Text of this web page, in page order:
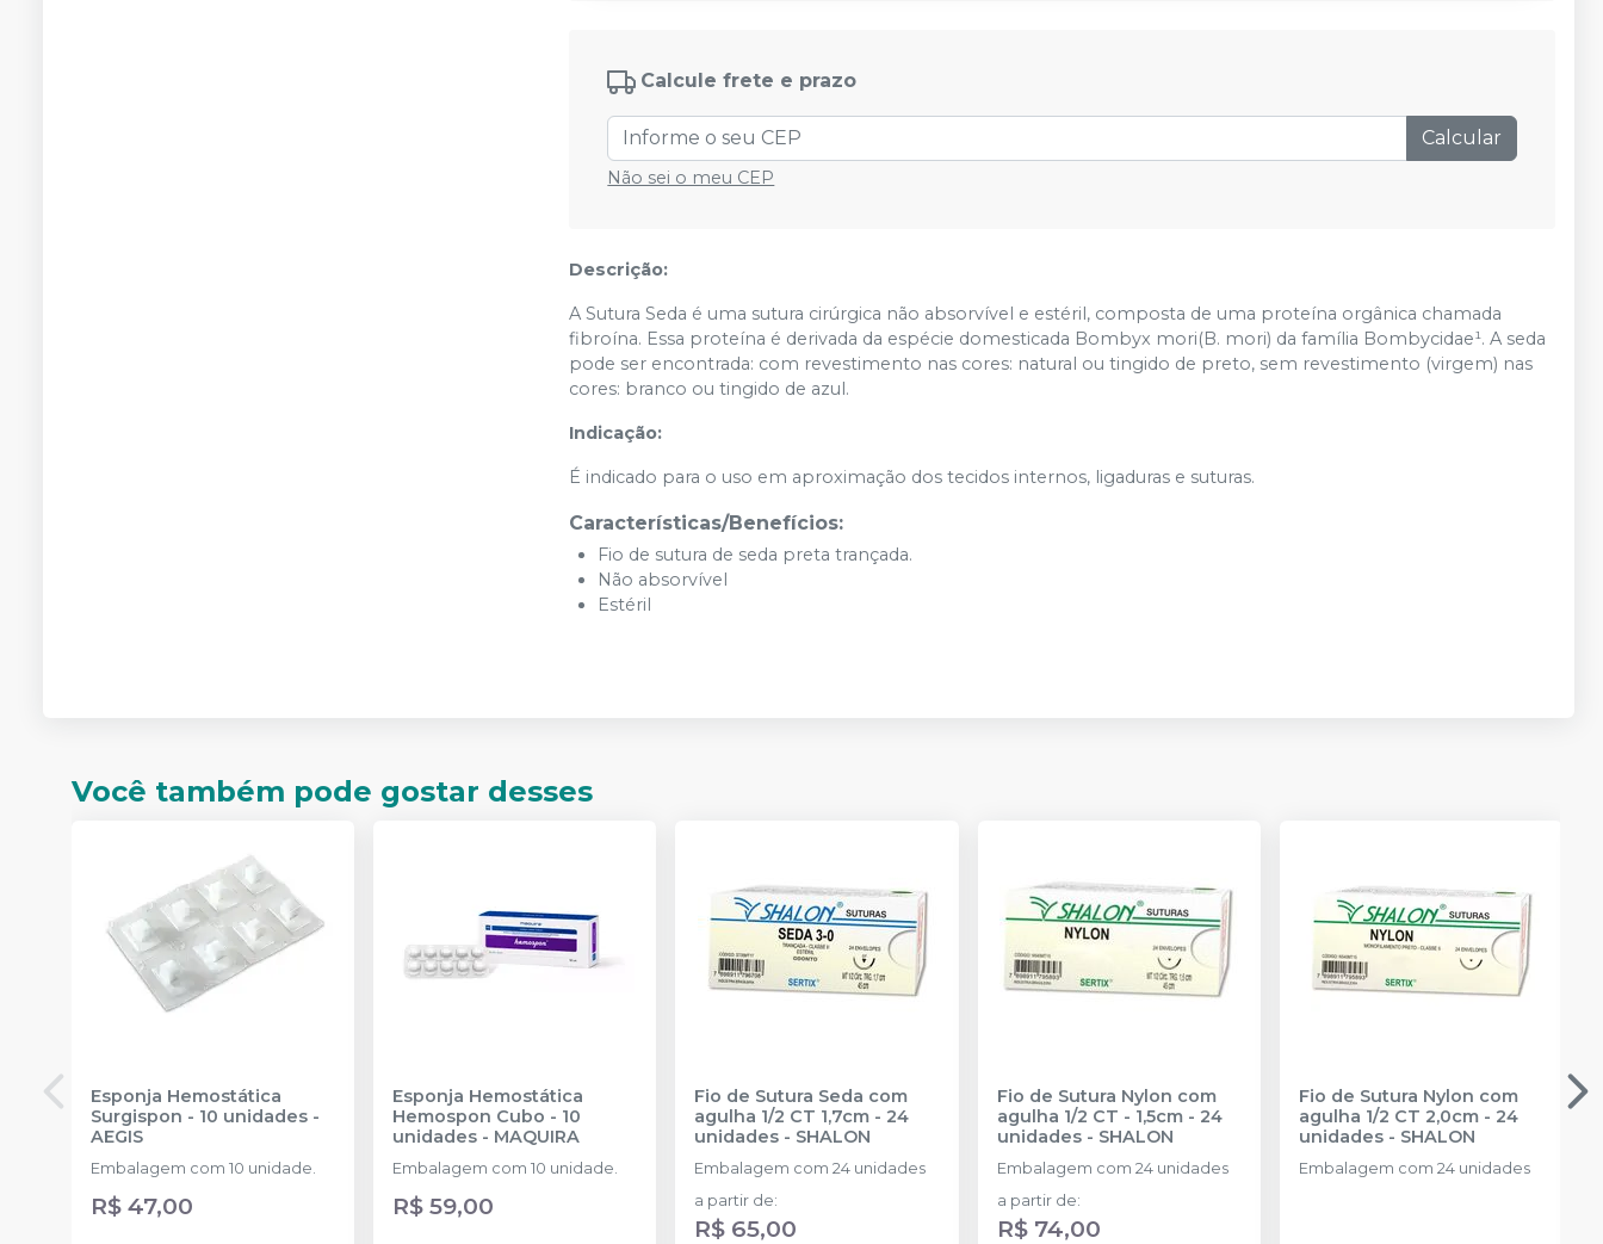
Calcule frete e prazo
Calcular
Não sei o meu CEP
Descrição:
A Sutura Seda é uma sutura cirúrgica não absorvível e estéril, composta de uma proteína orgânica chamada
fibroína. Essa proteína é derivada da espécie domesticada Bombyx mori(B. mori) da família Bombycidae¹. A seda
pode ser encontrada: com revestimento nas cores: natural ou tingido de preto, sem revestimento (virgem) nas
cores: branco ou tingido de azul.
Indicação:
É indicado para o uso em aproximação dos tecidos internos, ligaduras e suturas.
Características/Benefícios:
Fio de sutura de seda preta trançada.
Não absorvível
Estéril
Você também pode gostar desses
Esponja Hemostática
Surgispon - 10 unidades -
AEGIS
Embalagem com 10 unidade.
R$ 47,00
Esponja Hemostática
Hemospon Cubo - 10
unidades - MAQUIRA
Embalagem com 10 unidade.
R$ 59,00
Fio de Sutura Seda com
agulha 1/2 CT 1,7cm - 24
unidades - SHALON
Embalagem com 24 unidades
a partir de:
R$ 65,00
Fio de Sutura Nylon com
agulha 1/2 CT - 1,5cm - 24
unidades- SHALON
Embalagem com 24 unidades
a partir de:
R$ 74,00
Fio de Sutura Nylon com
agulha 1/2 CT 2,0cm - 24
unidades- SHALON
Embalagem com 24 unidades